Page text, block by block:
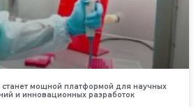
станет мощной платформой для научных
и инновационных разработок